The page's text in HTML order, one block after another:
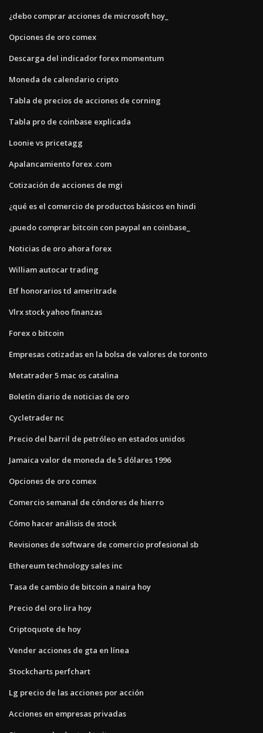
¿debo comprar acciones de microsoft hoy_
Opciones de oro comex
Descarga del indicador forex momentum
Moneda de calendario cripto
Tabla de precios de acciones de corning
Tabla pro de coinbase explicada
Loonie vs pricetagg
Apalancamiento forex .com
Cotización de acciones de mgi
¿qué es el comercio de productos básicos en hindi
¿puedo comprar bitcoin con paypal en coinbase_
Noticias de oro ahora forex
William autocar trading
Etf honorarios td ameritrade
Vlrx stock yahoo finanzas
Forex o bitcoin
Empresas cotizadas en la bolsa de valores de toronto
Metatrader 5 mac os catalina
Boletín diario de noticias de oro
Cycletrader nc
Precio del barril de petróleo en estados unidos
Jamaica valor de moneda de 5 dólares 1996
Opciones de oro comex
Comercio semanal de cóndores de hierro
Cómo hacer análisis de stock
Revisiones de software de comercio profesional sb
Ethereum technology sales inc
Tasa de cambio de bitcoin a naira hoy
Precio del oro lira hoy
Criptoquote de hoy
Vender acciones de gta en línea
Stockcharts perfchart
Lg precio de las acciones por acción
Acciones en empresas privadas